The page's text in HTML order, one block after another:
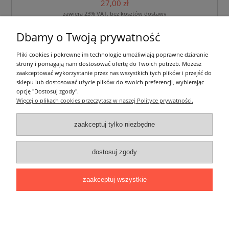
27,00 zł
zawiera 23% VAT, bez kosztów dostawy
do koszyka
Dbamy o Twoją prywatność
Pliki cookies i pokrewne im technologie umożliwiają poprawne działanie
strony i pomagają nam dostosować ofertę do Twoich potrzeb. Możesz
zaakceptować wykorzystanie przez nas wszystkich tych plików i przejść do
sklepu lub dostosować użycie plików do swoich preferencji, wybierając
opcję "Dostosuj zgody".
Więcej o plikach cookies przeczytasz w naszej Polityce prywatności.
zaakceptuj tylko niezbędne
dostosuj zgody
zaakceptuj wszystkie